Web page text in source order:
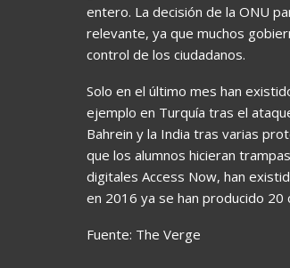
entero. La decisión de la ONU
relevante, ya que muchos
control de los ciudadanos.
Solo en el último mes han
ejemplo en Turquía tras el
Bahrein y la India tras varias
que los alumnos hicieran
digitales Access Now, han
en 2016 ya se han producido 20
Fuente: The Verge